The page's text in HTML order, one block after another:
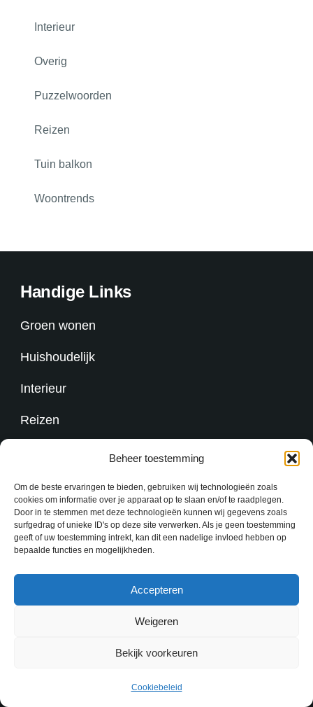
Beheer toestemming
Om de beste ervaringen te bieden, gebruiken wij technologieën zoals
cookies om informatie over je apparaat op te slaan en/of te raadplegen.
Door in te stemmen met deze technologieën kunnen wij gegevens zoals
surfgedrag of unieke ID's op deze site verwerken. Als je geen toestemming
geeft of uw toestemming intrekt, kan dit een nadelige invloed hebben op
bepaalde functies en mogelijkheden.
Accepteren
Weigeren
Bekijk voorkeuren
Cookiebeleid
Interieur
Overig
Puzzelwoorden
Reizen
Tuin balkon
Woontrends
Handige Links
Groen wonen
Huishoudelijk
Interieur
Reizen
Contact
redactie@kennisoverzaken.nl
Rishi Theme
Contact Over ons